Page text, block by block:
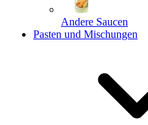
Andere Saucen
Pasten und Mischungen